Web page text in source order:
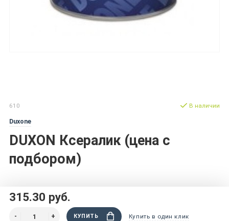
610
Duxone
DUXON Ксералик (цена с
подбором)
В наличии
315.30 руб.
КУПИТЬ Купить в один клик